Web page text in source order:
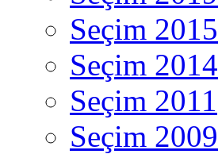
Seçim 2015
Seçim 2014
Seçim 2011
Seçim 2009